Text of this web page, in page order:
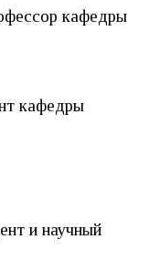
кафедры
кафедры
и научный